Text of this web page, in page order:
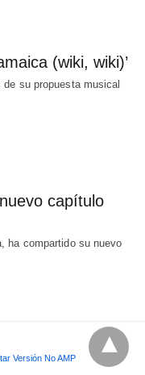
(wiki, wiki)’
su propuesta musical
capítulo
ha compartido su nuevo
Versión No AMP